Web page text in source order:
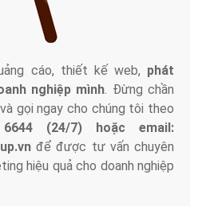
cáo, thiết kế web, phát
nghiệp mình. Đừng chần
gọi ngay cho chúng tôi theo
(24/7) hoặc email:
để được tư vấn chuyên
hiệu quả cho doanh nghiệp